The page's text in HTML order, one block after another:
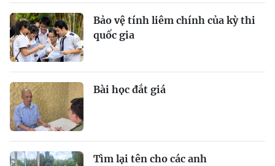
Bảo vệ tính liêm chính của kỳ thi
quốc gia
Bài học đắt giá
Tìm lại tên cho các anh